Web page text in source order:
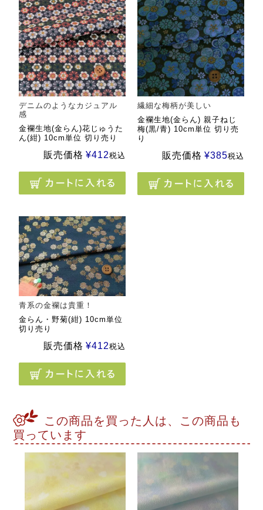
デニムのようなカジュアル
感
金襴生地(金らん)花じゅうた
ん(紺) 10cm単位 切り売り
販売価格 ¥412税込
繊細な梅柄が美しい
金襴生地(金らん) 親子ねじ
梅(黒/青) 10cm単位 切り売
り
販売価格 ¥385税込
青系の金襴は貴重！
金らん・野菊(紺) 10cm単位
切り売り
販売価格 ¥412税込
この商品を買った人は、この商品も
買っています